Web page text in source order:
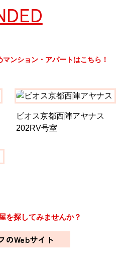
ンション・アパートはこちら！
ビオス京都西陣アヤナス
202RV号室
を探してみませんか？
のWebサイト